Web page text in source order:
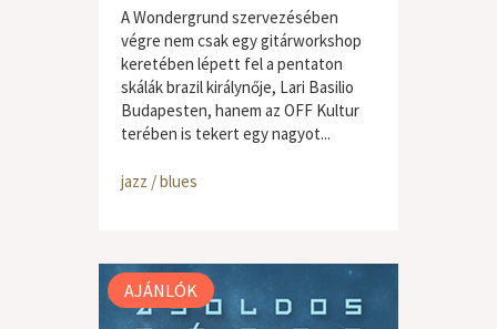
A Wondergrund szervezésében
végre nem csak egy gitárworkshop
keretében lépett fel a pentaton
skálák brazil királynője, Lari Basilio
Budapesten, hanem az OFF Kultur
terében is tekert egy nagyot...
jazz / blues
AJÁNLÓK